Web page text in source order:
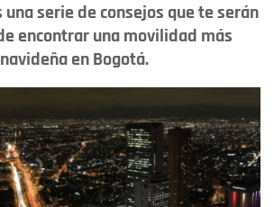
serie de consejos que te serán
encontrar una movilidad más
en Bogotá.